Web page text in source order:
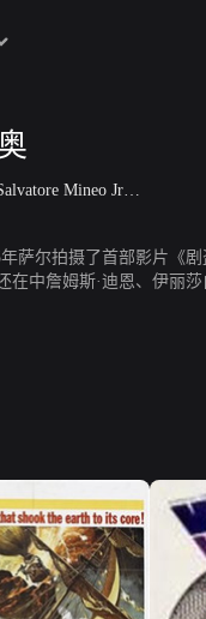
Mineo Jr· /
年萨尔拍摄了首部影片《
在中詹姆斯·迪恩、伊丽
·纽曼主演的影片《出埃